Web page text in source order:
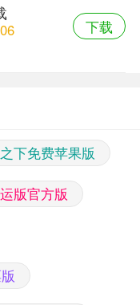
下载
下免费苹果版
版官方版